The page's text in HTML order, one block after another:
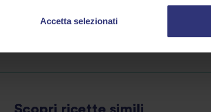
Accetta selezionati